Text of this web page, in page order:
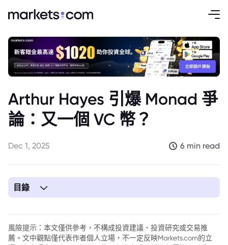
Arthur Hayes 引爆 Monad 爭
論：又一個 VC 幣？
Dec 1, 2025 6 min read
目錄
3. 對峙展開
風險提示：本文僅供參考，不構成投資建議、投資研究或交易推
薦。文中觀點僅代表作者個人立場，不一定反映Markets.com的立